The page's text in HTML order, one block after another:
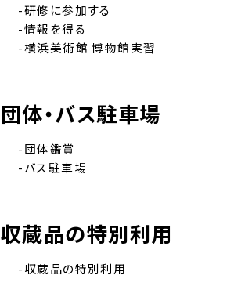
-研修に参加する
-情報を得る
-横浜美術館 博物館実習
団体・バス駐車場
-団体鑑賞
-バス駐車場
収蔵品の特別利用
-収蔵品の特別利用